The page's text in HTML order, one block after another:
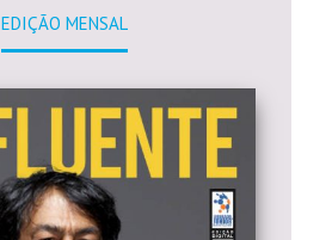
EDIÇÃO MENSAL